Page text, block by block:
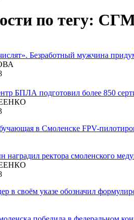
по тегу:
Безработный мужчина
БПЛА подготовил более 850
в Смоленске FPV-
наградил ректора смоленского
в своём указе обозначил